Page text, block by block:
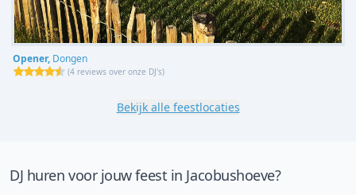
Opener, Dongen
(4 reviews over onze DJ's)
Bekijk alle feestlocaties
DJ huren voor jouw feest in Jacobushoeve?